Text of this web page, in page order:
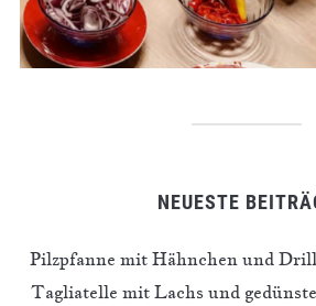
NEUESTE
Pilzpfanne mit Hähnchen und
Tagliatelle mit Lachs und